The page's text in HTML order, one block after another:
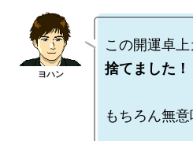
この開運卓上
捨てました！
もちろん無